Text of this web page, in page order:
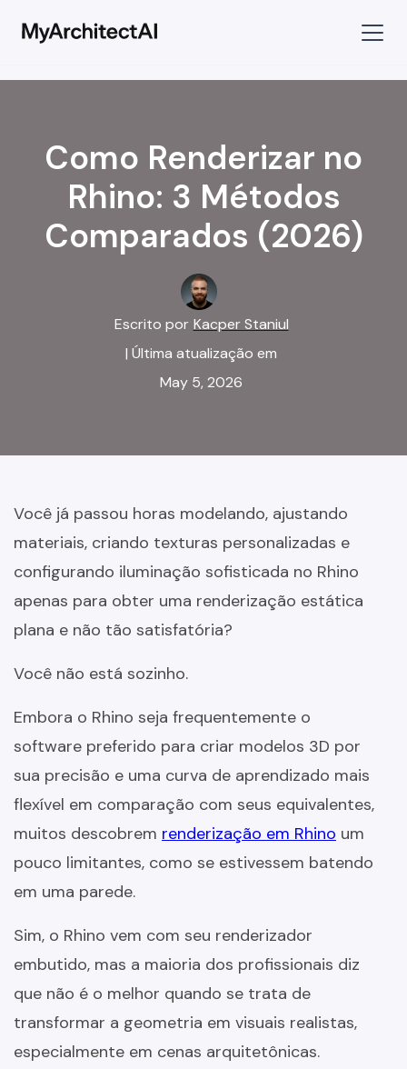
Como Renderizar no
Rhino: 3 Métodos
Comparados (2026)
Escrito por Kacper Staniul
| Última atualização em
May 5, 2026
Você já passou horas modelando, ajustando
materiais, criando texturas personalizadas e
configurando iluminação sofisticada no Rhino
apenas para obter uma renderização estática
plana e não tão satisfatória?
Você não está sozinho.
Embora o Rhino seja frequentemente o
software preferido para criar modelos 3D por
sua precisão e uma curva de aprendizado mais
flexível em comparação com seus equivalentes,
muitos descobrem renderização em Rhino um
pouco limitantes, como se estivessem batendo
em uma parede.
Sim, o Rhino vem com seu renderizador
embutido, mas a maioria dos profissionais diz
que não é o melhor quando se trata de
transformar a geometria em visuais realistas,
especialmente em cenas arquitetônicas.